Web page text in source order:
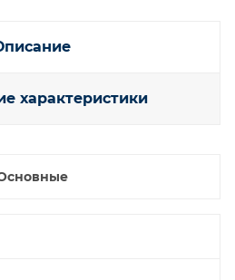
характеристики